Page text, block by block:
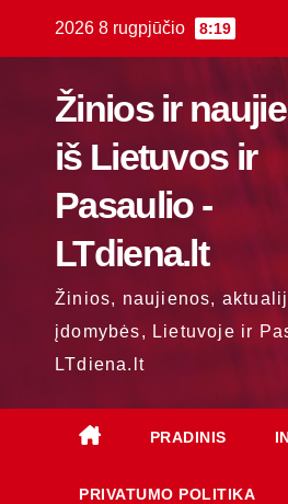
2026 8 rugpjūčio 8:19
Žinios ir
iš Lietuvos ir
Pasaulio -
LTdiena.lt
Žinios, naujienos,
įdomybės, Lietuvoje ir
LTdiena.lt
PRADINIS
PRIVATUMO POLITIKA